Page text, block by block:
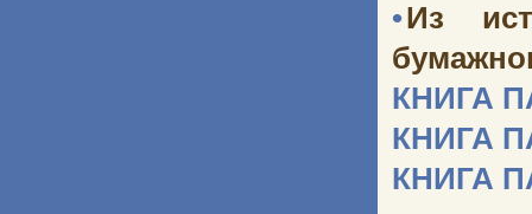
•Из
КНИГА
КНИГА
КНИГА